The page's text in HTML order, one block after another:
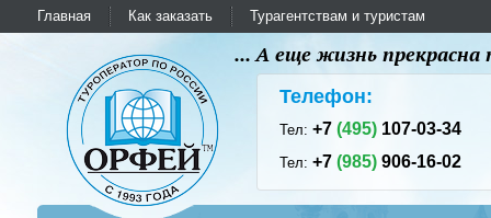
Главная Как заказать Турагентствам и туристам
... А еще жизнь
Телефон:
Тел:+7(495) 107-03-34
Тел:+7(985) 906-16-02